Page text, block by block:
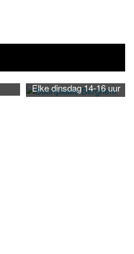
Elke dinsdag 14-16 uur